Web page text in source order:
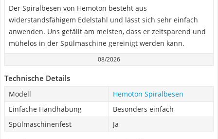
Der Spiralbesen von Hemoton besteht aus
widerstandsfähigem Edelstahl und lässt sich sehr einfach
anwenden. Uns gefällt am meisten, dass er zeitsparend und
mühelos in der Spülmaschine gereinigt werden kann.
08/2026
Technische Details
Modell
Hemoton Spiralbesen
Einfache Handhabung
Besonders einfach
Spülmaschinenfest
Ja